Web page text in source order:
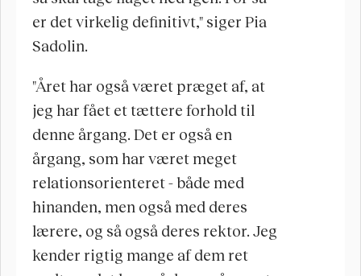
er det virkelig definitivt," siger Pia
Sadolin.
"Året har også været præget af, at
jeg har fået et tættere forhold til
denne årgang. Det er også en
årgang, som har været meget
relationsorienteret - både med
hinanden, men også med deres
lærere, og så også deres rektor. Jeg
kender rigtig mange af dem ret